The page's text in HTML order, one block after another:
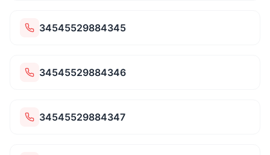
34545529884345
34545529884346
34545529884347